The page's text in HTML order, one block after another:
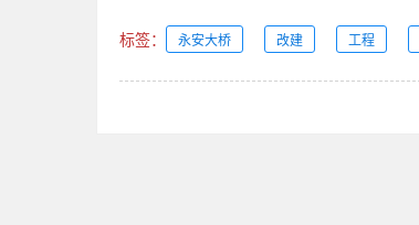
标签： 永安大桥 改建 工程